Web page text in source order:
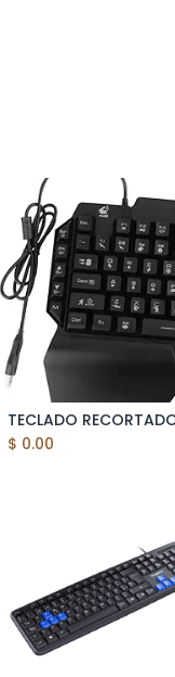
Add to Cart
$ 0.00